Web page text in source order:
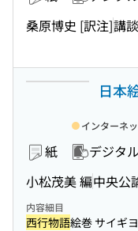
桑原博史 [訳注]講
日本
紙 デジタル
小松茂美 編中央公
インターネ
内容細目
西行物語絵巻 サイギ